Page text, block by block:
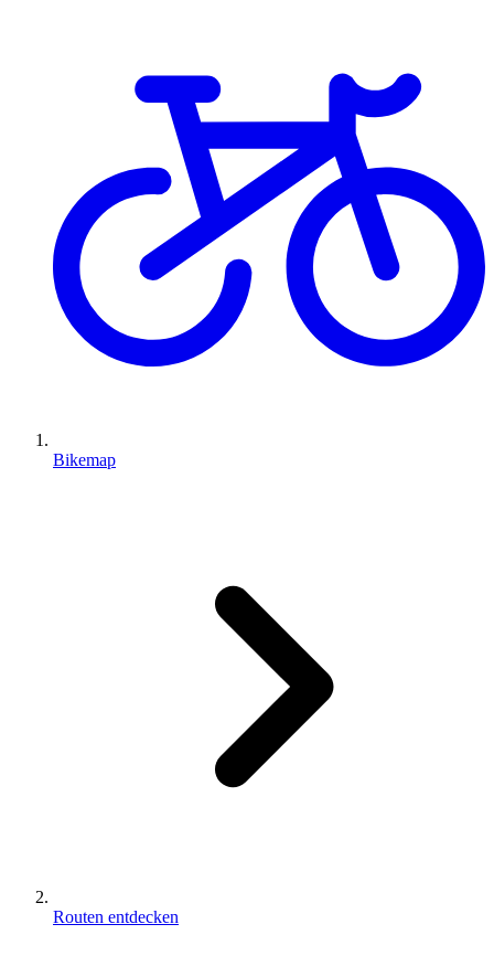
Bikemap
Routen entdecken